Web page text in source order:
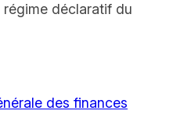
déclaratif du
des finances